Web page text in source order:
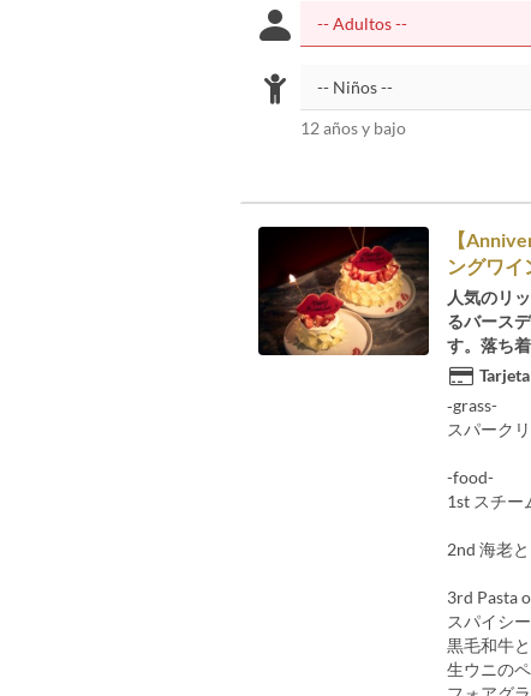
12 años y bajo
【
ングワイ
人気のリ
るバース
す。落ち
‐grass-
スパーク
-food-
1st スチー
2nd 海老
3rd Pasta
スパイシ
黒毛和牛
生ウニの